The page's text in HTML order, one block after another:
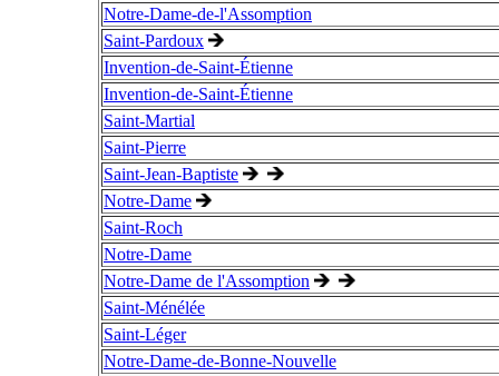
Notre-Dame-de-l'Assomption
Saint-Pardoux
Invention-de-Saint-Étienne
Invention-de-Saint-Étienne
Saint-Martial
Saint-Pierre
Saint-Jean-Baptiste
Notre-Dame
Saint-Roch
Notre-Dame
Notre-Dame de l'Assomption
Saint-Ménélée
Saint-Léger
Notre-Dame-de-Bonne-Nouvelle